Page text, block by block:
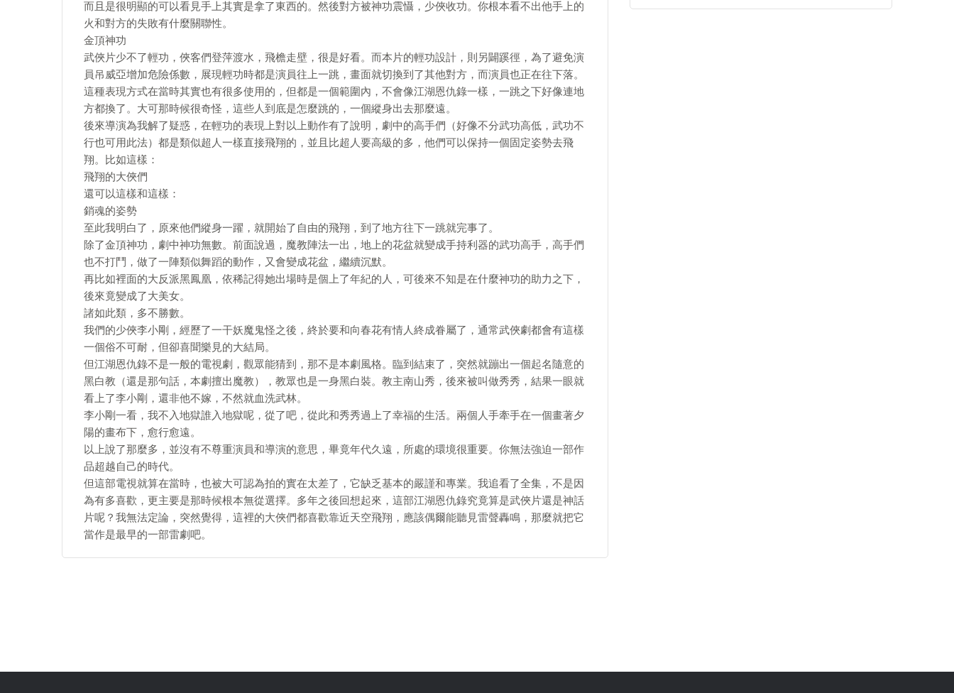
而且是很明顯的可以看見手上其實是拿了東西的。然後對方被神功震懾，少俠收功。你根本看不出他手上的
火和對方的失敗有什麼關聯性。
金頂神功
武俠片少不了輕功，俠客們登萍渡水，飛檐走壁，很是好看。而本片的輕功設計，則另闢蹊徑，為了避免演
員吊威亞增加危險係數，展現輕功時都是演員往上一跳，畫面就切換到了其他對方，而演員也正在往下落。
這種表現方式在當時其實也有很多使用的，但都是一個範圍內，不會像江湖恩仇錄一樣，一跳之下好像連地
方都換了。大可那時候很奇怪，這些人到底是怎麼跳的，一個縱身出去那麼遠。
後來導演為我解了疑惑，在輕功的表現上對以上動作有了說明，劇中的高手們（好像不分武功高低，武功不
行也可用此法）都是類似超人一樣直接飛翔的，並且比超人要高級的多，他們可以保持一個固定姿勢去飛
翔。比如這樣：
飛翔的大俠們
還可以這樣和這樣：
銷魂的姿勢
至此我明白了，原來他們縱身一躍，就開始了自由的飛翔，到了地方往下一跳就完事了。
除了金頂神功，劇中神功無數。前面說過，魔教陣法一出，地上的花盆就變成手持利器的武功高手，高手們
也不打鬥，做了一陣類似舞蹈的動作，又會變成花盆，繼續沉默。
再比如裡面的大反派黑鳳凰，依稀記得她出場時是個上了年紀的人，可後來不知是在什麼神功的助力之下，
後來竟變成了大美女。
諸如此類，多不勝數。
我們的少俠李小剛，經歷了一干妖魔鬼怪之後，終於要和向春花有情人終成眷屬了，通常武俠劇都會有這樣
一個俗不可耐，但卻喜聞樂見的大結局。
但江湖恩仇錄不是一般的電視劇，觀眾能猜到，那不是本劇風格。臨到結束了，突然就蹦出一個起名隨意的
黑白教（還是那句話，本劇擅出魔教），教眾也是一身黑白裝。教主南山秀，後來被叫做秀秀，結果一眼就
看上了李小剛，還非他不嫁，不然就血洗武林。
李小剛一看，我不入地獄誰入地獄呢，從了吧，從此和秀秀過上了幸福的生活。兩個人手牽手在一個畫著夕
陽的畫布下，愈行愈遠。
以上說了那麼多，並沒有不尊重演員和導演的意思，畢竟年代久遠，所處的環境很重要。你無法強迫一部作
品超越自己的時代。
但這部電視就算在當時，也被大可認為拍的實在太差了，它缺乏基本的嚴謹和專業。我追看了全集，不是因
為有多喜歡，更主要是那時候根本無從選擇。多年之後回想起來，這部江湖恩仇錄究竟算是武俠片還是神話
片呢？我無法定論，突然覺得，這裡的大俠們都喜歡靠近天空飛翔，應該偶爾能聽見雷聲轟鳴，那麼就把它
當作是最早的一部雷劇吧。